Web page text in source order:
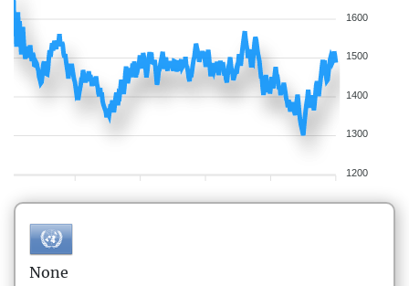
1600
1500
1400
1300
1200
None